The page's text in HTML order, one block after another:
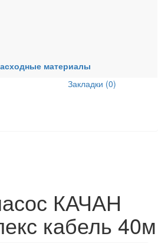
материалы
Закладки (0)
КАЧАН
кабель 40м